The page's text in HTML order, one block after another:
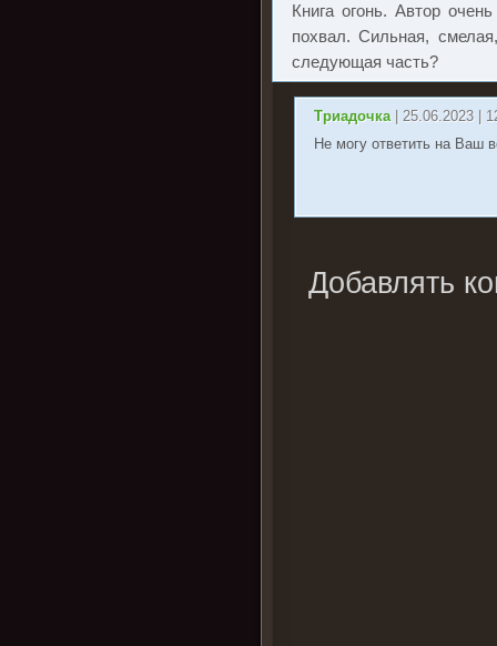
Книга огонь. Автор
похвал. Сильная,
следующая часть?
Триадочка | 25.06.2023 |
Не могу ответить на Ваш
Добавлять